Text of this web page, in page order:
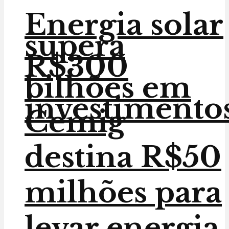
Energia solar
supera
R$300
bilhões em
Cemig
destina R$50
milhões para